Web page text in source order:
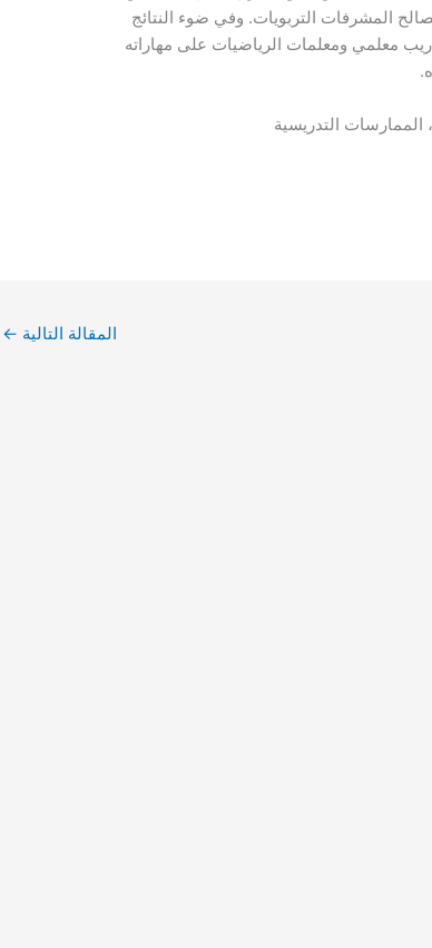
المشرفات التربويات. وفي ضوء النتائج
معلمي ومعلمات الرياضيات على مهاراته
الممارسات التدريسية
المقالة التالية ←